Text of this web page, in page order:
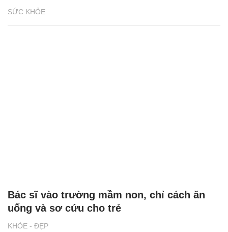
SỨC KHỎE
KHỎE - ĐẸP
Bác sĩ vào trường mầm non, chỉ cách ăn
uống và sơ cứu cho trẻ